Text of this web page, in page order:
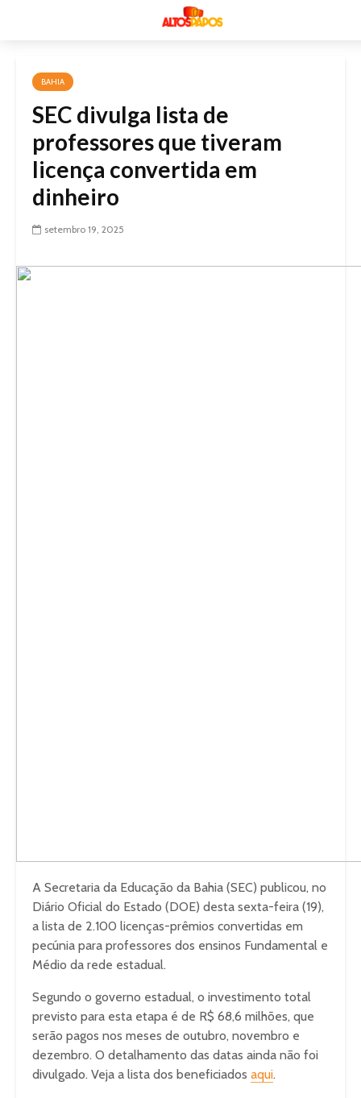
BAHIA
SEC divulga lista de
professores que tiveram
licença convertida em
dinheiro
setembro 19, 2025
A Secretaria da Educação da Bahia (SEC) publicou, no
Diário Oficial do Estado (DOE) desta sexta-feira (19),
a lista de 2.100 licenças-prêmios convertidas em
pecúnia para professores dos ensinos Fundamental e
Médio da rede estadual.
Segundo o governo estadual, o investimento total
previsto para esta etapa é de R$ 68,6 milhões, que
serão pagos nos meses de outubro, novembro e
dezembro. O detalhamento das datas ainda não foi
divulgado. Veja a lista dos beneficiados aqui.